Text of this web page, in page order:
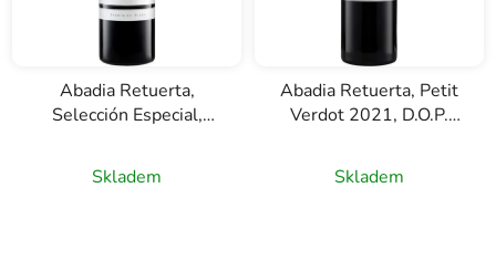
Abadia Retuerta,
Selección Especial,
červené víno, 0,75l
Skladem
Abadia Retuerta, Petit
Verdot 2021, D.O.P.
červené víno, 0,75l
Skladem